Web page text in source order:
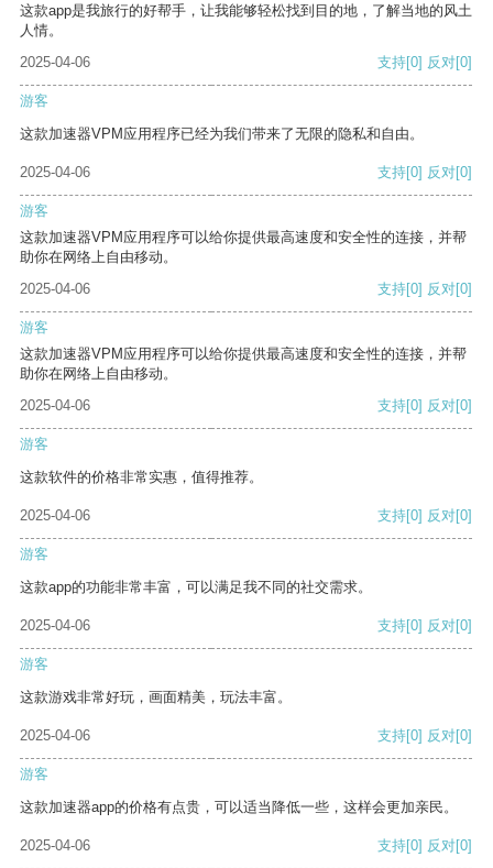
这款app是我旅行的好帮手，让我能够轻松找到目的地，了解当地的风土
人情。
2025-04-06
支持[0] 反对[0]
游客
这款加速器VPM应用程序已经为我们带来了无限的隐私和自由。
2025-04-06 支持[0] 反对[0]
游客
这款加速器VPM应用程序可以给你提供最高速度和安全性的连接，并帮
助你在网络上自由移动。
2025-04-06
支持[0] 反对[0]
游客
这款加速器VPM应用程序可以给你提供最高速度和安全性的连接，并帮
助你在网络上自由移动。
2025-04-06
支持[0] 反对[0]
游客
这款软件的价格非常实惠，值得推荐。
2025-04-06 支持[0] 反对[0]
游客
这款app的功能非常丰富，可以满足我不同的社交需求。
2025-04-06 支持[0] 反对[0]
游客
这款游戏非常好玩，画面精美，玩法丰富。
2025-04-06 支持[0] 反对[0]
游客
这款加速器app的价格有点贵，可以适当降低一些，这样会更加亲民。
2025-04-06 支持[0] 反对[0]